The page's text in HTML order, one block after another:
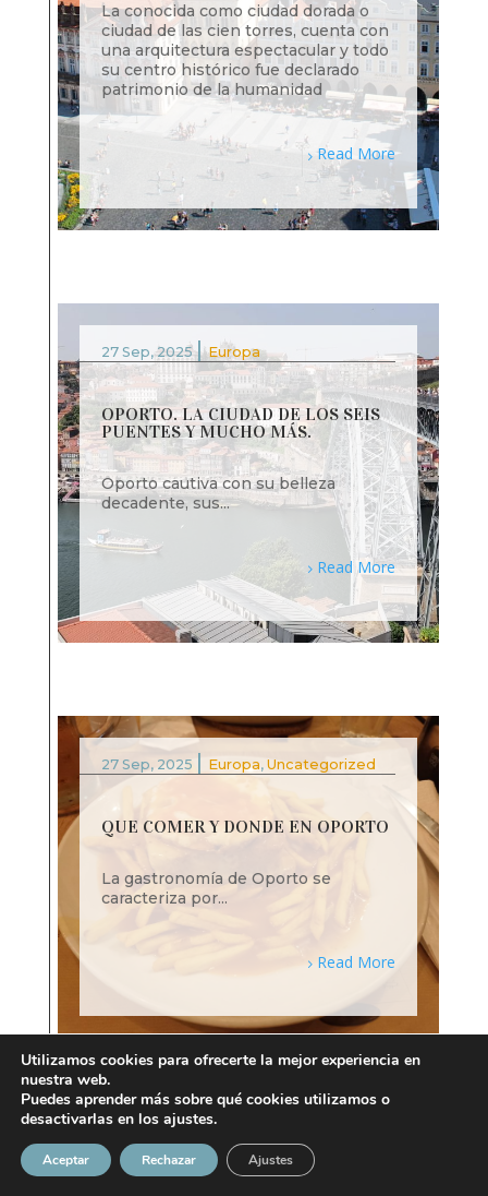
La conocida como ciudad dorada o
ciudad de las cien torres, cuenta con
una arquitectura espectacular y todo
su centro histórico fue declarado
patrimonio de la humanidad
Read More
27 Sep, 2025 |Europa
OPORTO. LA CIUDAD DE LOS SEIS
PUENTES Y MUCHO MÁS.
Oporto cautiva con su belleza
decadente, sus...
Read More
27 Sep, 2025 | Europa, Uncategorized
QUE COMER Y DONDE EN OPORTO
La gastronomía de Oporto se
caracteriza por...
Read More
27 Sep, 2025 | Europa
Utilizamos cookies para ofrecerte la mejor experiencia en
nuestra web.
Puedes aprender más sobre qué cookies utilizamos o
desactivarlas en los ajustes.
Aceptar Rechazar Ajustes